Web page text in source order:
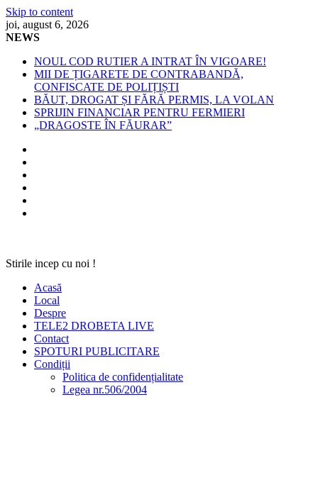
Skip to content
joi, august 6, 2026
NEWS
NOUL COD RUTIER A INTRAT ÎN VIGOARE!
MII DE ȚIGARETE DE CONTRABANDĂ,
CONFISCATE DE POLIȚIȘTI
BĂUT, DROGAT ȘI FĂRĂ PERMIS, LA VOLAN
SPRIJIN FINANCIAR PENTRU FERMIERI
„DRAGOSTE ÎN FĂURAR”
Stirile incep cu noi !
Acasă
Local
Despre
TELE2 DROBETA LIVE
Contact
SPOTURI PUBLICITARE
Condiții
Politica de confidențialitate
Legea nr.506/2004